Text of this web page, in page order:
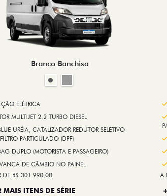
Branco Banchisa
ELÉTRICA
MULTIJET 2.2 TURBO DIESEL
URÉIA, CATALIZADOR REDUTOR SELETIVO
PARTICULADO (DPF)
DUPLO (MOTORISTA E PASSAGEIRO)
DE CÂMBIO NO PAINEL
DE R$ 301.990,00
MAIS ITENS DE SÉRIE
A